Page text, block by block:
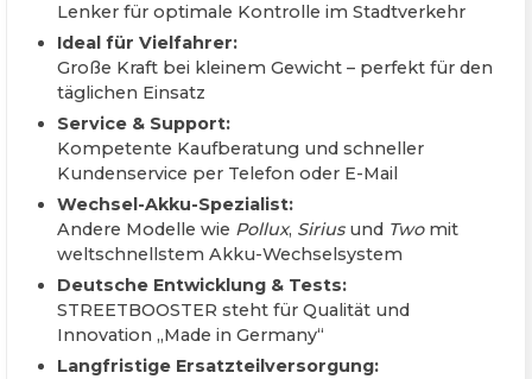
Lenker für optimale Kontrolle im Stadtverkehr
Ideal für Vielfahrer:
Große Kraft bei kleinem Gewicht – perfekt für den
täglichen Einsatz
Service & Support:
Kompetente Kaufberatung und schneller
Kundenservice per Telefon oder E-Mail
Wechsel-Akku-Spezialist:
Andere Modelle wie Pollux, Siriusund Twomit
weltschnellstem Akku-Wechselsystem
Deutsche Entwicklung & Tests:
STREETBOOSTER steht für Qualität und
Innovation „Made in Germany“
Langfristige Ersatzteilversorgung: